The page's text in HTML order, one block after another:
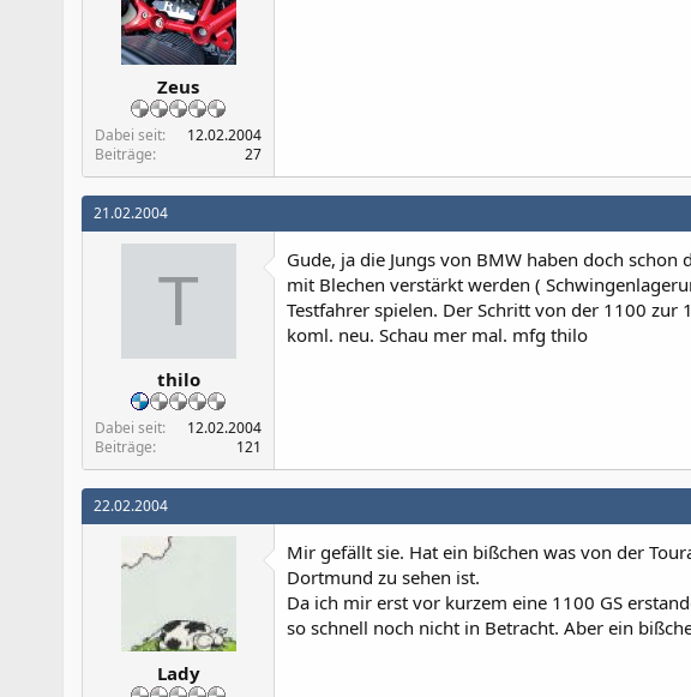
Zeus
Dabei seit
12.02.2004
Beiträge
27
21.02.2004
T
thilo
Dabei seit
12.02.2004
Beiträge
121
Gude, ja die Jungs von BMW haben doch
mit Blechen verstärkt werden (
Testfahrer spielen. Der Schritt von der 1100
koml. neu. Schau mer mal. mfg thilo
22.02.2004
Lady
Mir gefällt sie. Hat ein bißchen was von der
Dortmund zu sehen ist.
Da ich mir erst vor kurzem eine 1100 GS
so schnell noch nicht in Betracht. Aber ein